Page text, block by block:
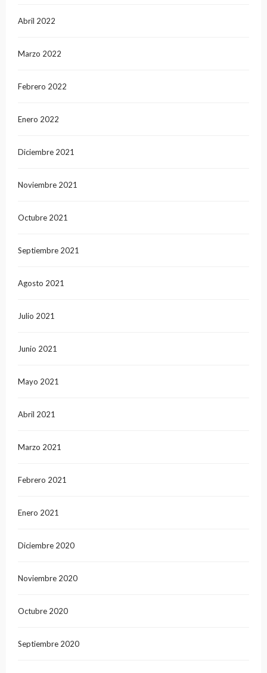
Abril 2022
Marzo 2022
Febrero 2022
Enero 2022
Diciembre 2021
Noviembre 2021
Octubre 2021
Septiembre 2021
Agosto 2021
Julio 2021
Junio 2021
Mayo 2021
Abril 2021
Marzo 2021
Febrero 2021
Enero 2021
Diciembre 2020
Noviembre 2020
Octubre 2020
Septiembre 2020